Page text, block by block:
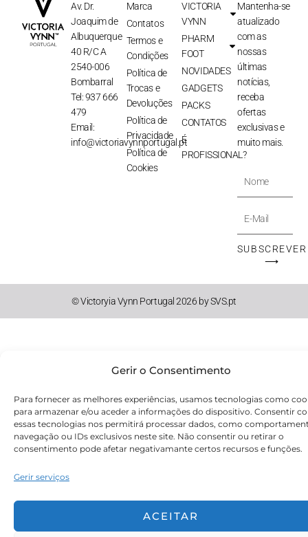
Gerir o Consentimento
Para fornecer as melhores experiências, usamos tecnologias como
para armazenar e/ou aceder a informações do dispositivo. Consentir
essas tecnologias nos permitirá processar dados, como
navegação ou IDs exclusivos neste site. Não consentir ou retirar o
consentimento pode afetar negativamante certos recursos e funções.
Gerir serviços
ACEITAR
Av. Dr.
Joaquim de
Albuquerque
40 R/C A
2540-006
Bombarral
Tel: 937 666
479
Email:
info@victoriavynnportugal.pt
Marca
Contatos
Termos e
Condições
Política de
Trocas e
Devoluções
Política de
Privacidade
Política de
Cookies
VICTORIA
VYNN
PHARM
FOOT
NOVIDADES
GADGETS
PACKS
CONTATOS
É
PROFISSIONAL?
Mantenha-se
atualizado
com as
nossas
últimas
notícias,
receba
ofertas
exclusivas e
muito mais.
Nome
E-
Mail
SUBSCREVER
⟶
© Victoryia Vynn Portugal 2026 by SVS.pt